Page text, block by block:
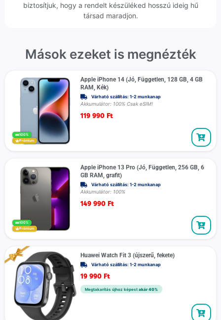
biztosítjuk, hogy a rendelt készüléked hosszú ideig hű
társad maradjon.
Mások ezeket is megnézték
100%
Prémium
Apple iPhone 14 (Jó, Független, 128 GB, 4 GB
RAM, Kék)
Várható szállítás: 1-2 munkanap
Akkumulátor: 100% Csak eSIM!
119 990 Ft
100%
Prémium
Apple iPhone 13 Pro (Jó, Független, 256 GB, 6
GB RAM, grafit)
Várható szállítás: 1-2 munkanap
Akkumulátor: 100%
149 990 Ft
Huawei Watch Fit 3 (újszerű, fekete)
Várható szállítás: 1-2 munkanap
19 990 Ft
Megtakarítás újhoz képest akár 40%